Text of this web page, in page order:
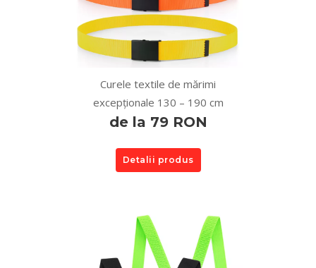
Curele textile de mărimi
excepționale 130 – 190 cm
de la 79 RON
Detalii produs